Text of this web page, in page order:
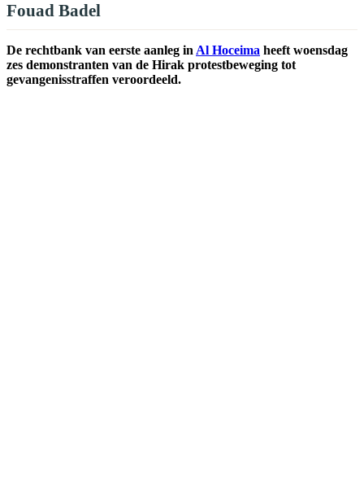
Fouad Badel
De rechtbank van eerste aanleg in Al Hoceima heeft woensdag
zes demonstranten van de Hirak protestbeweging tot
gevangenisstraffen veroordeeld.